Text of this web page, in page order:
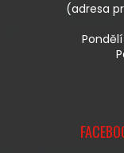
(adresa